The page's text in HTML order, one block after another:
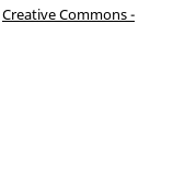
Creative Commons -